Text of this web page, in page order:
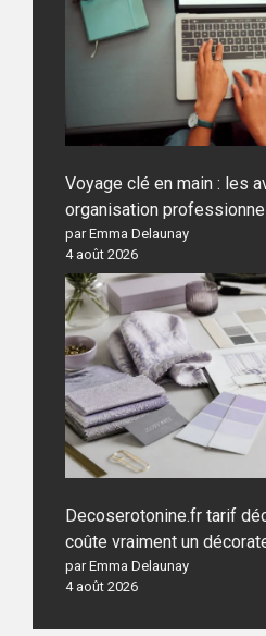
Voyage clé en main : les
organisation
par Emma Delaunay
4 août 2026
Decoserotonine.fr tarif
coûte vraiment un
par Emma Delaunay
4 août 2026